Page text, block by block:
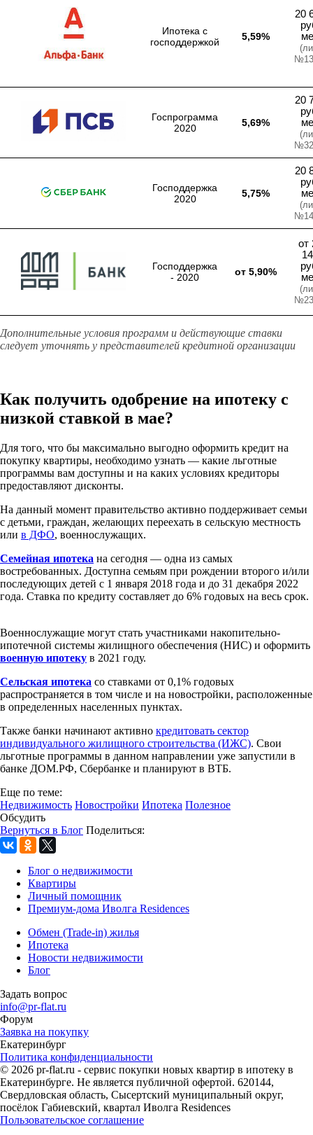
Ипотека с
господдержкой
5,59%
20
Госпрограмма
2020
5,69%
20
Господдержка
2020
5,75%
20
Господдержка
- 2020
от 5,90%
от
Дополнительные условия программ и действующие ставки
следует уточнять у представителей кредитной организации
Как получить одобрение на ипотеку с
низкой ставкой в мае?
Для того, что бы максимально выгодно оформить кредит на
покупку квартиры, необходимо узнать — какие льготные
программы вам доступны и на каких условиях кредиторы
предоставляют дисконты.
На данный момент правительство активно поддерживает семьи
с детьми, граждан, желающих переехать в сельскую местность
или в ДФО, военнослужащих.
Семейная ипотека на сегодня — одна из самых
востребованных. Доступна семьям при рождении второго и/или
последующих детей с 1 января 2018 года и до 31 декабря 2022
года. Ставка по кредиту составляет до 6% годовых на весь срок.
Военнослужащие могут стать участниками накопительно-
ипотечной системы жилищного обеспечения (НИС) и оформить
военную ипотеку в 2021 году.
Сельская ипотека со ставками от 0,1% годовых
распространяется в том числе и на новостройки, расположенные
в определенных населенных пунктах.
Также банки начинают активно кредитовать сектор
индивидуального жилищного строительства (ИЖС). Свои
льготные программы в данном направлении уже запустили в
банке ДОМ.РФ, Сбербанке и планируют в ВТБ.
Еще по теме:
Недвижимость Новостройки Ипотека Полезное
Обсудить
Вернуться в Блог Поделиться:
Блог о недвижимости
Квартиры
Личный помощник
Премиум-дома Иволга Residences
Обмен (Trade-in) жилья
Ипотека
Новости недвижимости
Блог
Задать вопрос
info@pr-flat.ru
Форум
Заявка на покупку
Екатеринбург
Политика конфиденциальности
© 2026 pr-flat.ru - сервис покупки новых квартир в ипотеку в
Екатеринбурге. Не является публичной офертой. 620144,
Свердловская область, Сысертский муниципальный округ,
посёлок Габиевский, квартал Иволга Residences
Пользовательское соглашение